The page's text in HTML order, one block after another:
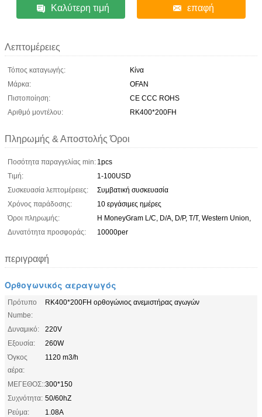
Καλύτερη τιμή επαφή
Λεπτομέρειες
Τόπος καταγωγής:
Κίνα
Μάρκα:
OFAN
Πιστοποίηση:
CE CCC ROHS
Αριθμό μοντέλου:
RK400*200FH
Πληρωμής & Αποστολής Όροι
Ποσότητα παραγγελίας min: 1pcs
Τιμή:
1-100USD
Συσκευασία λεπτομέρειες:
Συμβατική συσκευασία
Χρόνος παράδοσης:
10 εργάσιμες ημέρες
Όροι πληρωμής:
Η MoneyGram L/C, D/A, D/P, T/T, Western Union,
Δυνατότητα προσφοράς:
10000per
περιγραφή
Ορθογωνικός αεραγωγός
Πρότυπο
Numbe:
RK400*200FH ορθογώνιος ανεμιστήρας αγωγών
Δυναμικό:
220V
Εξουσία:
260W
Όγκος
αέρα:
1120 m3/h
ΜΕΓΕΘΟΣ::300*150
Συχνότητα: 50/60hZ
Ρεύμα:
1.08Α